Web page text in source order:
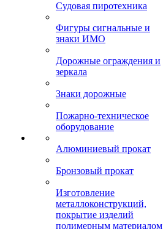
Судовая пиротехника
Фигуры сигнальные и
знаки ИМО
Дорожные ограждения и
зеркала
Знаки дорожные
Пожарно-техническое
оборудование
Алюминиевый прокат
Бронзовый прокат
Изготовление
металлоконструкций,
покрытие изделий
полимерным материалом